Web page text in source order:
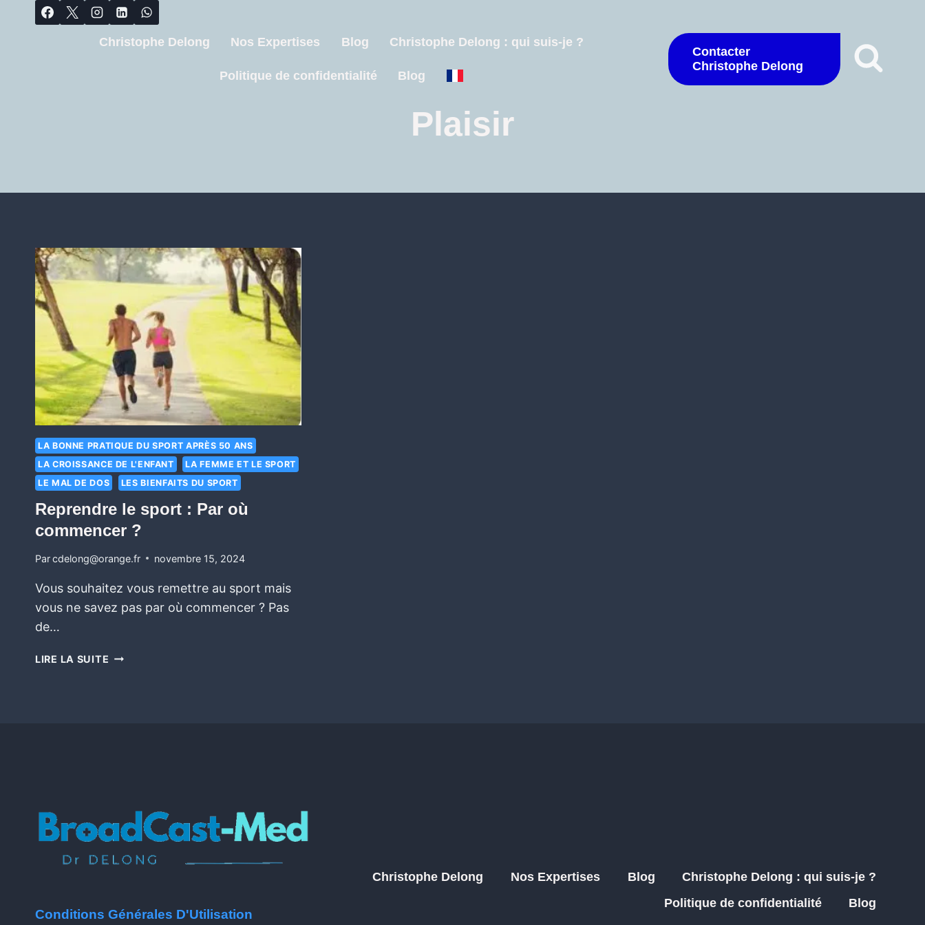
Christophe Delong Nos Expertises Blog Christophe Delong : qui suis-je ?
Politique de confidentialité Blog
Contacter
Christophe Delong
Plaisir
LA BONNE PRATIQUE DU SPORT APRÈS 50 ANS
LA CROISSANCE DE L'ENFANT
LA FEMME ET LE SPORT
LE MAL DE DOS
LES BIENFAITS DU SPORT
Reprendre le sport : Par où
commencer ?
Parcdelong@orange.fr novembre 15, 2024
Vous souhaitez vous remettre au sport mais
vous ne savez pas par où commencer ? Pas
de…
LIRE LA SUITE
Conditions Générales D'Utilisation
Christophe Delong Nos Expertises Blog
Christophe Delong : qui suis-je ?
Politique de confidentialité
Blog